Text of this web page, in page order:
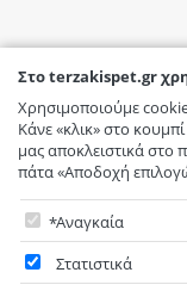
Στο terzakispet.gr
Χρησιμοποιούμε
Κάνε «κλικ» στο
μας αποκλειστικά στο
πάτα «Αποδοχή
Στο terzakispet.gr
Αναγκαία
Υποχρεωτικά - δεν
εκτέλεση βασικών
ηλεκτρονική πληρωμή
Στατιστικά
Τα στατιστικά cookies